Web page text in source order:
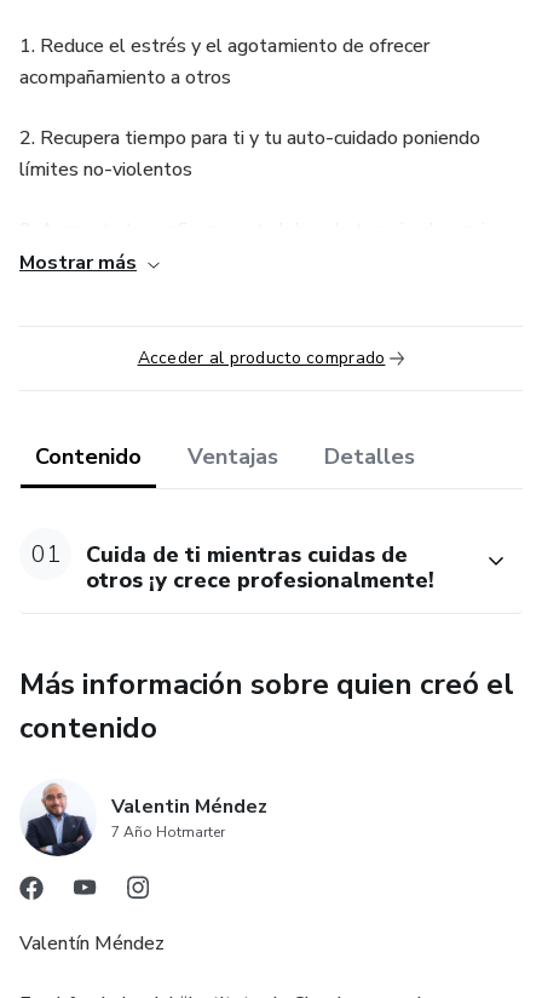
1. Reduce el estrés y el agotamiento de ofrecer
acompañamiento a otros
2. Recupera tiempo para ti y tu auto-cuidado poniendo
límites no-violentos
acompañamiento
4. Prevén el estrés y el agotamiento de dar
acompañamiento o estar a cargo de un grupo
de incongruencia
7. Genera ingresos enseñando Mindfulness y Compasión
Mostrar más
Acceder al producto comprado
Contenido Ventajas Detalles
01
Cuida de ti mientras cuidas de
otros ¡y crece profesionalmente!
Más información sobre quien creó el
contenido
Valentin Méndez
7 Año Hotmarter
Valentín Méndez